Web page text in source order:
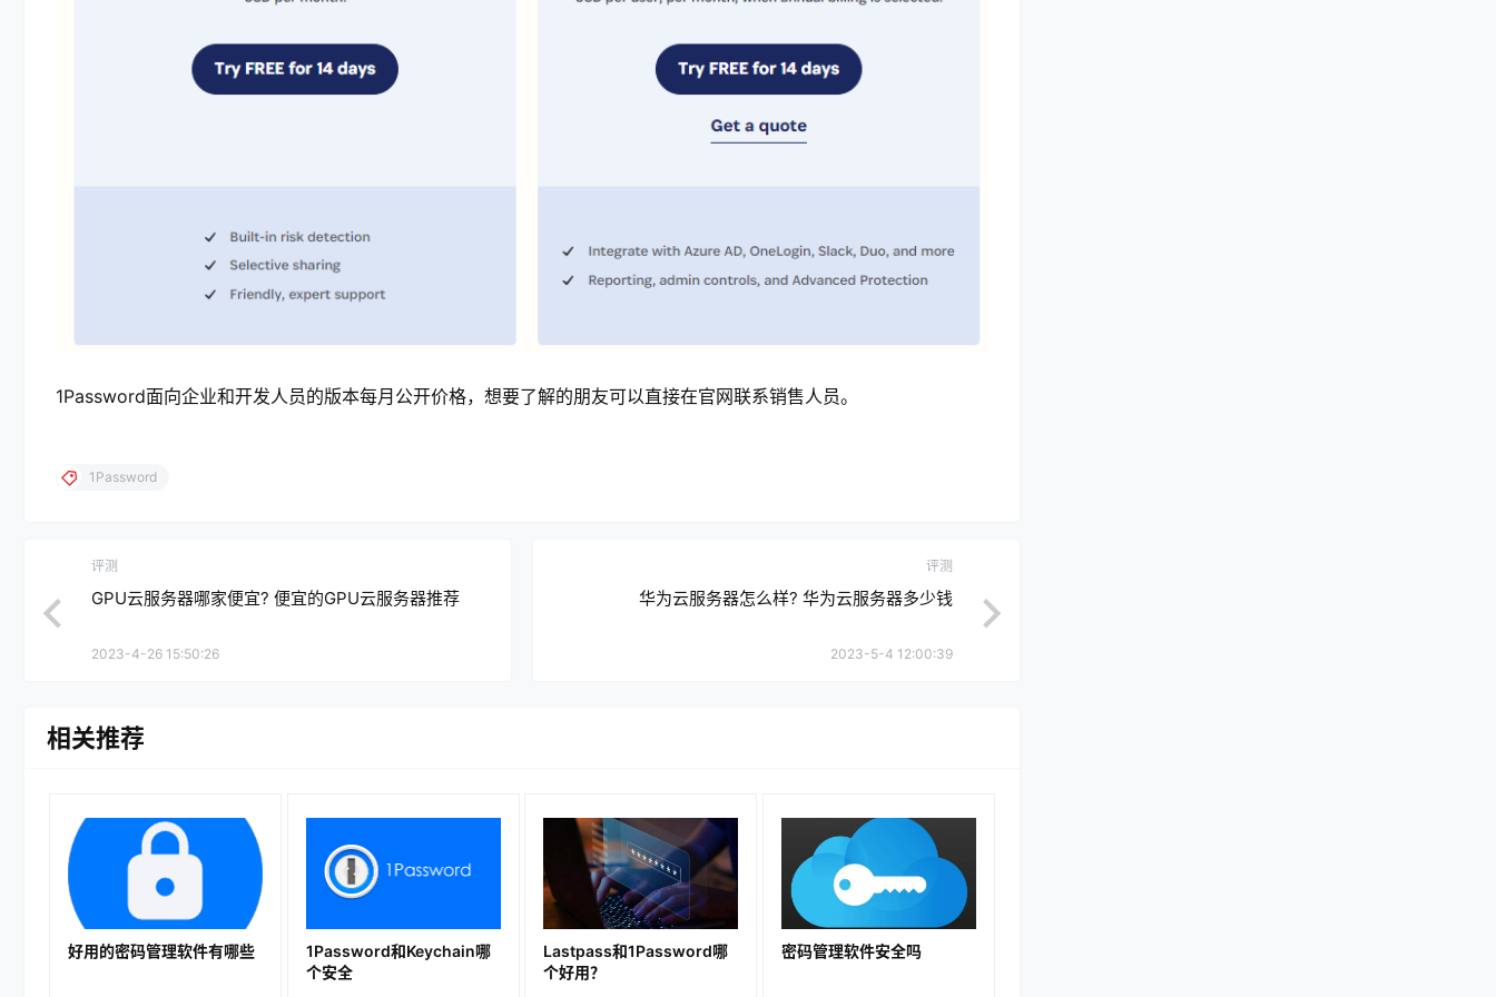
1Password面向企业和开发人员的版本每月公开价格，想要了解的朋友可以直接在官网联系销售人员。
1Password
评测
GPU云服务器哪家便宜? 便宜的GPU云服务器推荐
2023-4-26 15:50:26
评测
华为云服务器怎么样? 华为云服务器多少钱
2023-5-4 12:00:39
相关推荐
好用的密码管理软件有哪些
1Password和Keychain哪
个安全
Lastpass和1Password哪
个好用？
密码管理软件安全吗